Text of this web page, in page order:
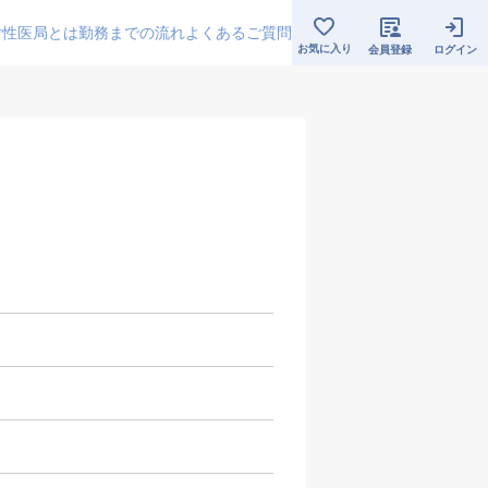
医局とは勤務までの流れよくあるご質問
お気に入り 会員登録 ログイン